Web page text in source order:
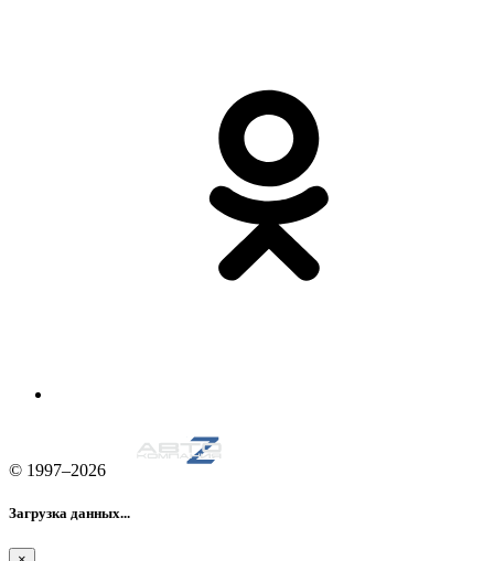
© 1997–2026
Загрузка данных...